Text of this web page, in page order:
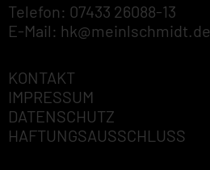
Telefon: 07433 26088-13
E-Mail: hk@meinlschmidt.de
KONTAKT
IMPRESSUM
DATENSCHUTZ
HAFTUNGSAUSSCHLUSS